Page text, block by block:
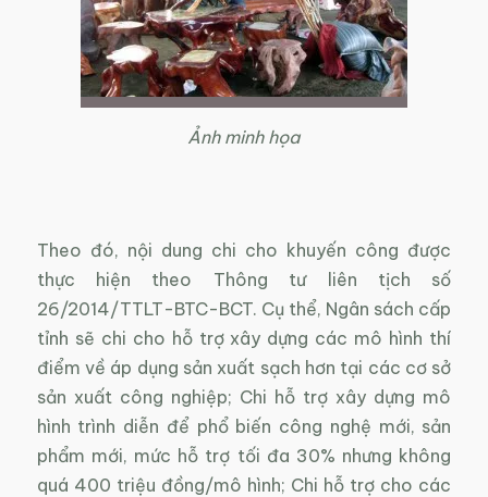
Ảnh minh họa
Theo đó, nội dung chi cho khuyến công được
thực hiện theo Thông tư liên tịch số
26/2014/TTLT-BTC-BCT. Cụ thể, Ngân sách cấp
tỉnh sẽ chi cho hỗ trợ xây dựng các mô hình thí
điểm về áp dụng sản xuất sạch hơn tại các cơ sở
sản xuất công nghiệp; Chi hỗ trợ xây dựng mô
hình trình diễn để phổ biến công nghệ mới, sản
phẩm mới, mức hỗ trợ tối đa 30% nhưng không
quá 400 triệu đồng/mô hình; Chi hỗ trợ cho các